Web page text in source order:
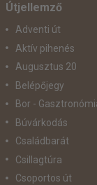
Útjellemző
Adventi út
Aktív pihenés
Augusztus 20
Belépőjegy
Bor -
Búvárkodás
Családbarát
Csillagtúra
Csoportos út